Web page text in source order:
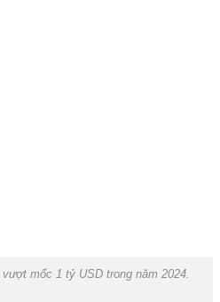
mốc 1 tỷ USD trong năm 2024.